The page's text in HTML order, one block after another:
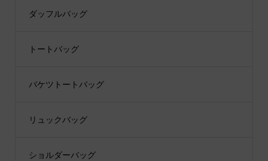
ダッフルバッグ
トートバッグ
バケツトートバッグ
リュックバッグ
ショルダーバッグ